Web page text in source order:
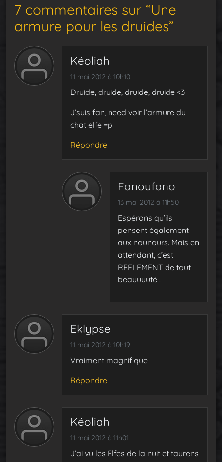
7 commentaires sur “Une
armure pour les druides”
Kéoliah
11 mai 2012 à 10h10
Druide, druide, druide, druide <3
J’suis fan, need voir l’armure du
chat elfe =p
Répondre
Fanoufano
13 mai 2012 à 11h50
Espérons qu’ils
pensent également
aux nounours. Mais en
attendant, c’est
REELEMENT de tout
beauuuuté !
Eklypse
11 mai 2012 à 10h19
Vraiment magnifique
Répondre
Kéoliah
11 mai 2012 à 11h01
J’ai vu les Elfes de la nuit et taurens